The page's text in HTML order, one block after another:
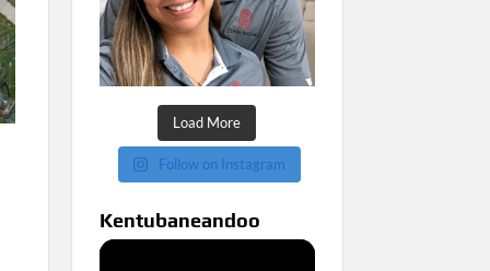
Load More
Follow on Instagram
Kentubaneandoo